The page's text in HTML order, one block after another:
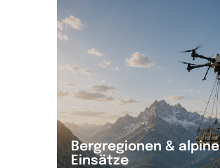
Bergregionen & alpine
Einsätze